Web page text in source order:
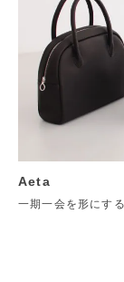
Aeta
一期一会を形にす